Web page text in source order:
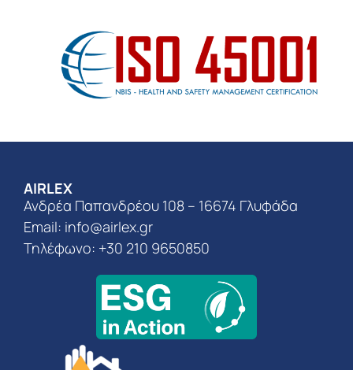
AIRLEX
Ανδρέα Παπανδρέου 108 – 16674 Γλυφάδα
Email: info@airlex.gr
Τηλέφωνο: +30 210 9650850